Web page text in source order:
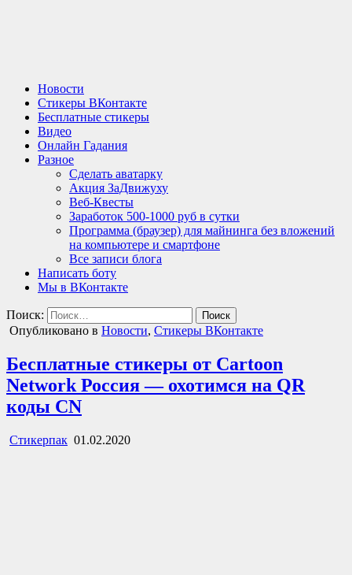
Новости
Стикеры ВКонтакте
Бесплатные стикеры
Видео
Онлайн Гадания
Разное
Сделать аватарку
Акция ЗаДвижуху
Веб-Квесты
Заработок 500-1000 руб в сутки
Программа (браузер) для майнинга без вложений
на компьютере и смартфоне
Все записи блога
Написать боту
Мы в ВКонтакте
Поиск:
Опубликовано в Новости, Стикеры ВКонтакте
Бесплатные стикеры от Cartoon
Network Россия — охотимся на QR
коды CN
Стикерпак 01.02.2020